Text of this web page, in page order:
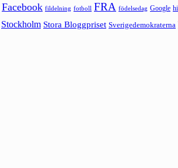
Facebook fildelning fotboll FRA födelsedag Google
Stockholm Stora Bloggpriset Sverigedemokraterna